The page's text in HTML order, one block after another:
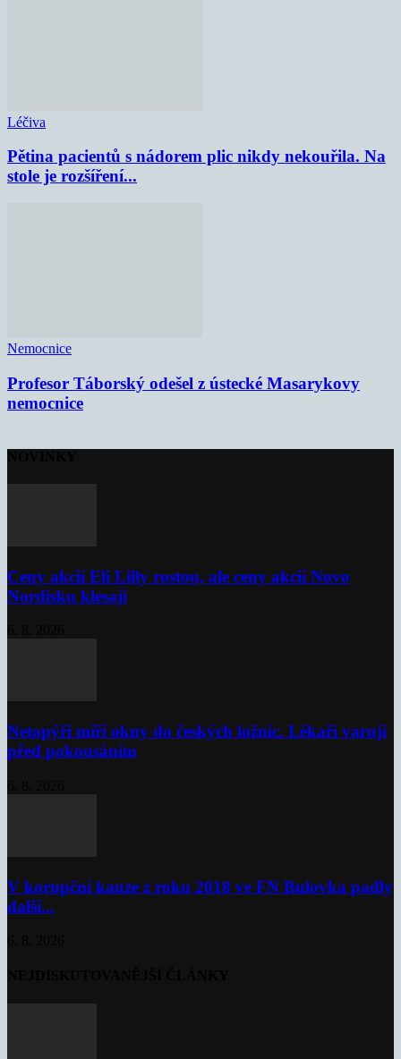
Léčiva
Pětina pacientů s nádorem plic nikdy nekouřila. Na
stole je rozšíření...
Nemocnice
Profesor Táborský odešel z ústecké Masarykovy
nemocnice
Ceny akcií Eli Lilly rostou, ale ceny akcií Novo
Nordisku klesají
Netopýři míří okny do českých ložnic. Lékaři varují
před pokousáním
V korupční kauze z roku 2018 ve FN Bulovka padly
další...